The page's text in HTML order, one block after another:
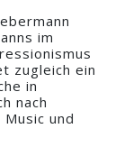
im
zugleich ein
in
nach
und